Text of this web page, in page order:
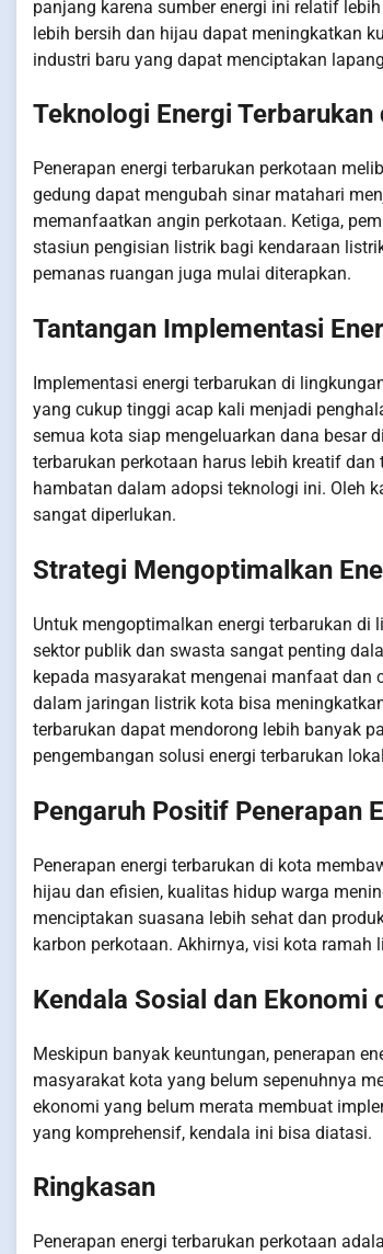
panjang karena sumber energi ini relatif
lebih bersih dan hijau dapat meningkatkan
industri baru yang dapat menciptakan
Teknologi Energi Terbarukan
Penerapan energi terbarukan perkotaan
gedung dapat mengubah sinar matahari
memanfaatkan angin perkotaan. Ketiga,
stasiun pengisian listrik bagi kendaraan
pemanas ruangan juga mulai diterapkan.
Tantangan Implementasi
Implementasi energi terbarukan di
yang cukup tinggi acap kali menjadi
semua kota siap mengeluarkan dana besar
terbarukan perkotaan harus lebih kreatif
hambatan dalam adopsi teknologi ini. Oleh
sangat diperlukan.
Strategi Mengoptimalkan
Untuk mengoptimalkan energi terbarukan di
sektor publik dan swasta sangat penting
kepada masyarakat mengenai manfaat dan
dalam jaringan listrik kota bisa
terbarukan dapat mendorong lebih banyak
pengembangan solusi energi terbarukan
Pengaruh Positif Penerapan
Penerapan energi terbarukan di kota
hijau dan efisien, kualitas hidup warga
menciptakan suasana lebih sehat dan
karbon perkotaan. Akhirnya, visi kota
Kendala Sosial dan
Meskipun banyak keuntungan, penerapan
masyarakat kota yang belum sepenuhnya
ekonomi yang belum merata membuat
yang komprehensif, kendala ini bisa diatasi.
Ringkasan
Penerapan energi terbarukan perkotaan